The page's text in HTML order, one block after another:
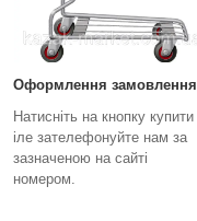
Оформлення замовлення
Натисніть на кнопку купити
іле зателефонуйте нам за
зазначеною на сайті
номером.